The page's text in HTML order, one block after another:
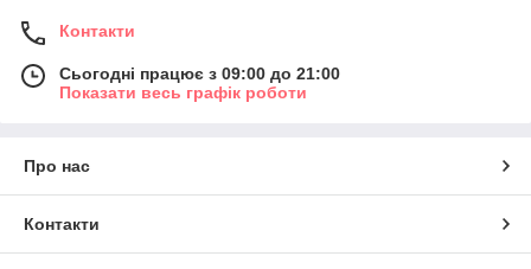
Контакти
Сьогодні працює з 09:00 до 21:00
Показати весь графік роботи
Про нас
Контакти